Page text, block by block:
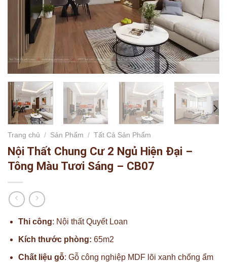
Trang chủ / Sản Phẩm / Tất Cả Sản Phẩm
Nội Thất Chung Cư 2 Ngủ Hiện Đại –
Tông Màu Tươi Sáng – CB07
Thi công: Nội thất Quyết Loan
Kích thước phòng: 65m2
Chất liệu gỗ: Gỗ công nghiệp MDF lõi xanh chống ẩm